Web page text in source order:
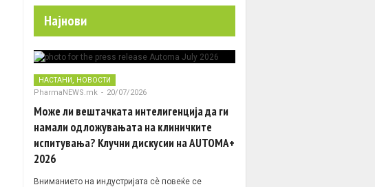
Најнови
НАСТАНИ , НОВОСТИ
PharmaNEWS.mk - 20/07/2026
Може ли вештачката интелигенција да ги
намали одложувањата на клиничките
испитувања? Клучни дискусии на AUTOMA+
2026
Вниманието на индустријата сè повеќе се